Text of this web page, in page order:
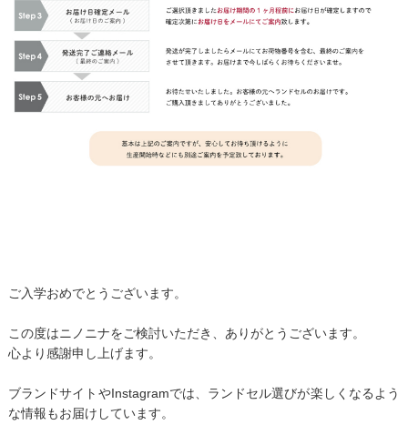
ご入学おめでとうございます。
この度はニノニナをご検討いただき、ありがとうございます。
心より感謝申し上げます。
ブランドサイトやInstagramでは、ランドセル選びが楽しくなるよう
な情報もお届けしています。